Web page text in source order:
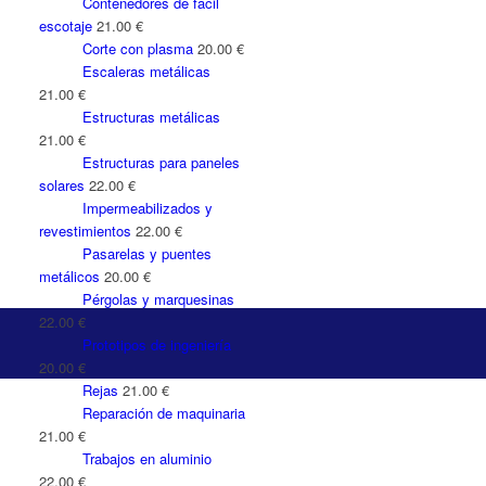
escotaje 21.00€
Corte con plasma 20.00€
Escaleras metálicas
21.00€
Estructuras metálicas
21.00€
Estructuras para paneles
solares 22.00€
Impermeabilizados y
revestimientos 22.00€
Pasarelas y puentes
metálicos 20.00€
Pérgolas y marquesinas
22.00€
Prototipos de ingeniería
20.00€
Rejas 21.00€
Reparación de maquinaria
21.00€
Trabajos en aluminio
22.00€